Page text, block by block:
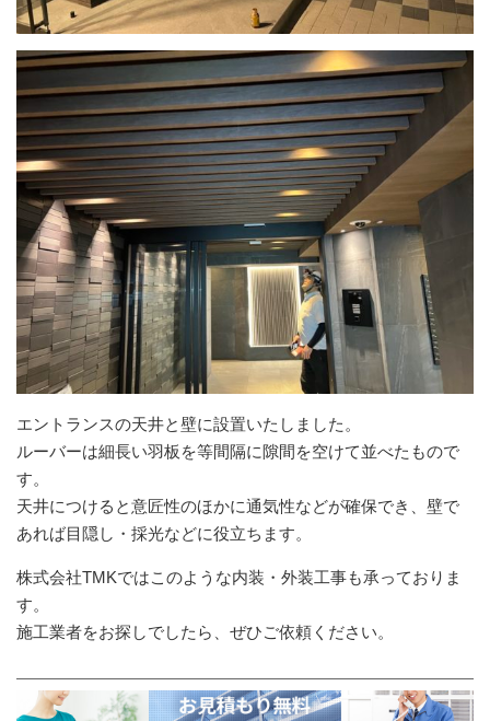
エントランスの天井と壁に設置いたしました。
ルーバーは細長い羽板を等間隔に隙間を空けて並べたもので
す。
天井につけると意匠性のほかに通気性などが確保でき、壁で
あれば目隠し・採光などに役立ちます。
株式会社TMKではこのような内装・外装工事も承っておりま
す。
施工業者をお探しでしたら、ぜひご依頼ください。